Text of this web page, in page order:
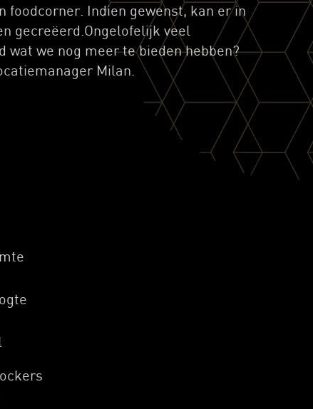
foodcorner. Indien gewenst, kan er in
gecreëerd.Ongelofelijk veel
wat we nog meer te bieden hebben?
Milan.